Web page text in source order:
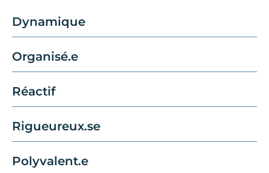
Dynamique
Organisé.e
Réactif
Rigueureux.se
Polyvalent.e